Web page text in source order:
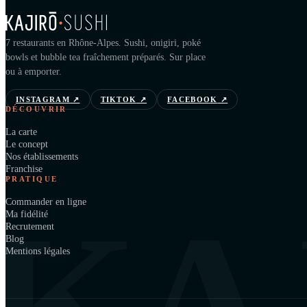
7 restaurants en Rhône-Alpes. Sushi, onigiri, poké
bowls et bubble tea fraîchement préparés. Sur place
ou à emporter.
INSTAGRAM ↗ TIKTOK ↗ FACEBOOK
↗
DÉCOUVRIR
La carte
Le concept
Nos établissements
Franchise
PRATIQUE
Commander en ligne
Ma fidélité
Recrutement
Blog
Mentions légales